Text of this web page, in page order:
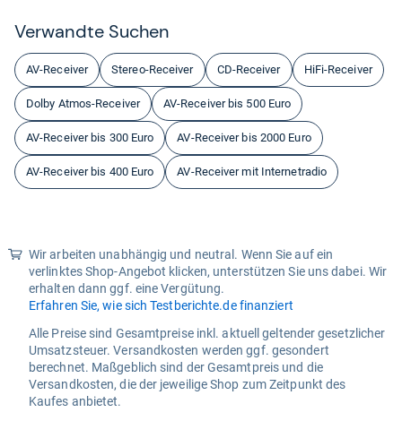
Ver­wandte Suchen
AV-Receiver Stereo-Receiver CD-Receiver HiFi-Receiver
Dolby Atmos-Receiver AV-Receiver bis 500 Euro
AV-Receiver bis 300 Euro AV-Receiver bis 2000 Euro
AV-Receiver bis 400 Euro AV-Receiver mit Internetradio
Wir arbeiten unabhängig und neutral. Wenn Sie auf ein
verlinktes Shop-Angebot klicken, unterstützen Sie uns dabei. Wir
erhalten dann ggf. eine Vergütung.
Erfahren Sie, wie sich Testberichte.de finanziert
Alle Preise sind Gesamtpreise inkl. aktuell geltender gesetzlicher
Umsatzsteuer. Versandkosten werden ggf. gesondert
berechnet. Maßgeblich sind der Gesamtpreis und die
Versandkosten, die der jeweilige Shop zum Zeitpunkt des
Kaufes anbietet.